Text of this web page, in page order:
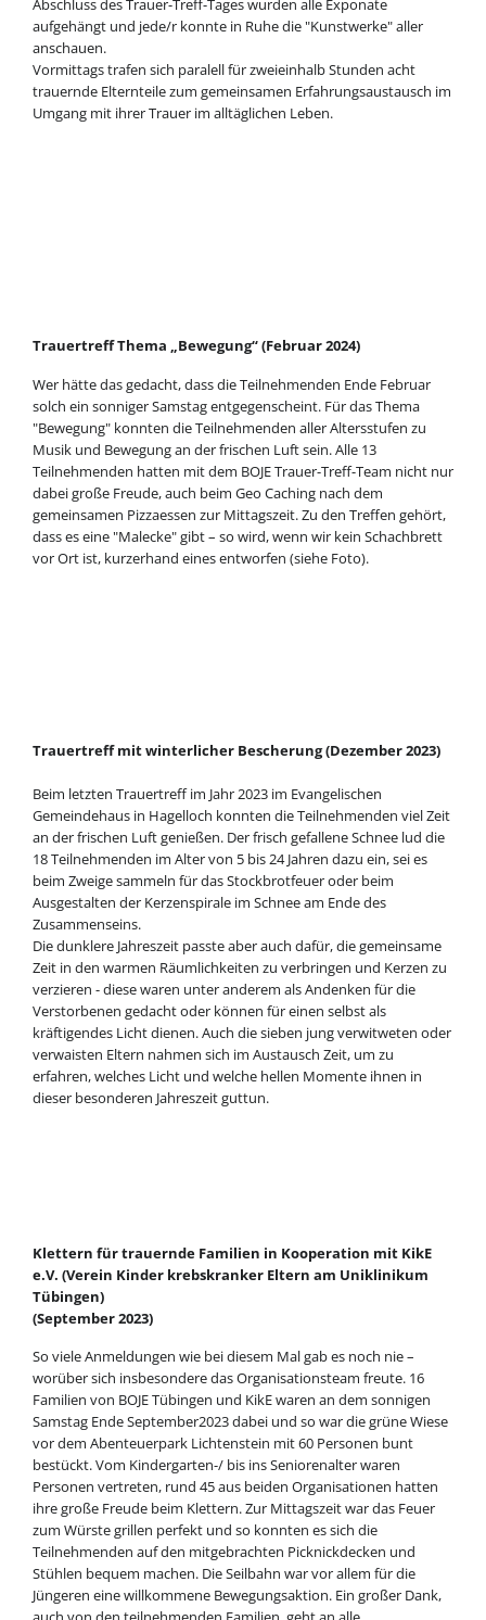
Abschluss des Trauer-Treff-Tages wurden alle Exponate
aufgehängt und jede/r konnte in Ruhe die "Kunstwerke" aller
anschauen.
Vormittags trafen sich paralell für zweieinhalb Stunden acht
trauernde Elternteile zum gemeinsamen Erfahrungsaustausch im
Umgang mit ihrer Trauer im alltäglichen Leben.
Trauertreff Thema „Bewegung“ (Februar 2024)
Wer hätte das gedacht, dass die Teilnehmenden Ende Februar
solch ein sonniger Samstag entgegenscheint. Für das Thema
"Bewegung" konnten die Teilnehmenden aller Altersstufen zu
Musik und Bewegung an der frischen Luft sein. Alle 13
Teilnehmenden hatten mit dem BOJE Trauer-Treff-Team nicht nur
dabei große Freude, auch beim Geo Caching nach dem
gemeinsamen Pizzaessen zur Mittagszeit. Zu den Treffen gehört,
dass es eine "Malecke" gibt – so wird, wenn wir kein Schachbrett
vor Ort ist, kurzerhand eines entworfen (siehe Foto).
Trauertreff mit winterlicher Bescherung (Dezember 2023)
Beim letzten Trauertreff im Jahr 2023 im Evangelischen
Gemeindehaus in Hagelloch konnten die Teilnehmenden viel Zeit
an der frischen Luft genießen. Der frisch gefallene Schnee lud die
18 Teilnehmenden im Alter von 5 bis 24 Jahren dazu ein, sei es
beim Zweige sammeln für das Stockbrotfeuer oder beim
Ausgestalten der Kerzenspirale im Schnee am Ende des
Zusammenseins.
Die dunklere Jahreszeit passte aber auch dafür, die gemeinsame
Zeit in den warmen Räumlichkeiten zu verbringen und Kerzen zu
verzieren - diese waren unter anderem als Andenken für die
Verstorbenen gedacht oder können für einen selbst als
kräftigendes Licht dienen. Auch die sieben jung verwitweten oder
verwaisten Eltern nahmen sich im Austausch Zeit, um zu
erfahren, welches Licht und welche hellen Momente ihnen in
dieser besonderen Jahreszeit guttun.
Klettern für trauernde Familien in Kooperation mit KikE
e.V. (Verein Kinder krebskranker Eltern am Uniklinikum
Tübingen)
(September 2023)
So viele Anmeldungen wie bei diesem Mal gab es noch nie –
worüber sich insbesondere das Organisationsteam freute. 16
Familien von BOJE Tübingen und KikE waren an dem sonnigen
Samstag Ende September2023 dabei und so war die grüne Wiese
vor dem Abenteuerpark Lichtenstein mit 60 Personen bunt
bestückt. Vom Kindergarten-/ bis ins Seniorenalter waren
Personen vertreten, rund 45 aus beiden Organisationen hatten
ihre große Freude beim Klettern. Zur Mittagszeit war das Feuer
zum Würste grillen perfekt und so konnten es sich die
Teilnehmenden auf den mitgebrachten Picknickdecken und
Stühlen bequem machen. Die Seilbahn war vor allem für die
Jüngeren eine willkommene Bewegungsaktion. Ein großer Dank,